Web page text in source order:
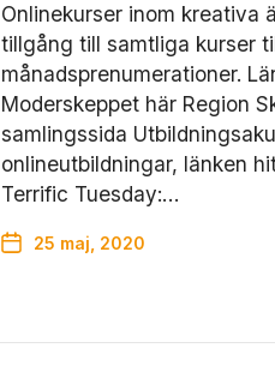
Onlinekurser inom kreativa
tillgång till samtliga kurser
månadsprenumerationer.
Moderskeppet här Region
samlingssida
onlineutbildningar, länken
Terrific Tuesday:…
25 maj, 2020
v
r
h
u
v
u